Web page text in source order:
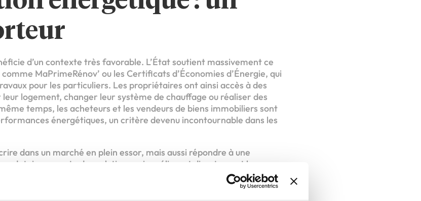
d’un contexte très favorable. L’État soutient massivement ce
MaPrimeRénov’ ou les Certificats d’Économies d’Énergie, qui
pour les particuliers. Les propriétaires ont ainsi accès à des
logement, changer leur système de chauffage ou réaliser des
temps, les acheteurs et les vendeurs de biens immobiliers sont
énergétiques, un critère devenu incontournable dans les
dans un marché en plein essor, mais aussi répondre à une
apporte des solutions qui améliorent directement le
à la lutte contre le réchauffement climatique. C’est un
engagement environnemental et rentabilité économique.